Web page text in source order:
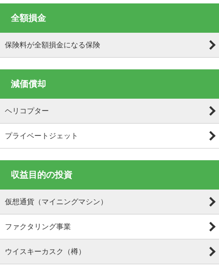
全額損金
保険料が全額損金になる保険
減価償却
ヘリコプター
プライベートジェット
収益目的の投資
仮想通貨（マイニングマシン）
ファクタリング事業
ウイスキーカスク（樽）